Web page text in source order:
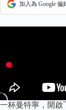
加入為 Google 偏
一杯曼特寧，開啟